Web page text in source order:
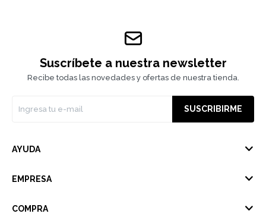
Suscríbete a nuestra newsletter
Recibe todas las novedades y ofertas de nuestra tienda.
SUSCRIBIRME
AYUDA
EMPRESA
COMPRA